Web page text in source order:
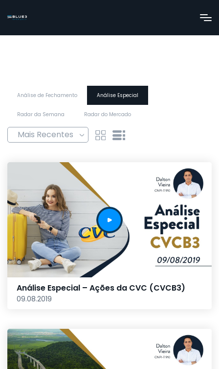
Análise de Fechamento Análise Especial
Radar da Semana Radar do Mercado
Análise Especial – Ações da CVC (CVCB3)
09.08.2019